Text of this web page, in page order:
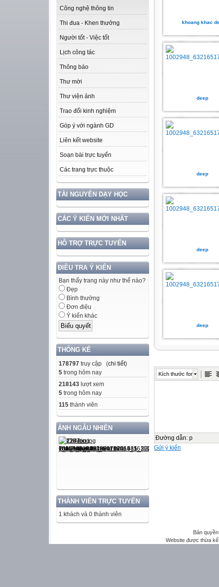
Công nghệ thông tin
Thi đua - Khen thưởng
Người tốt - Việc tốt
Lịch công tác
Thông báo
Thư mời
Thư viện ảnh
Trao đổi kinh nghiệm
Góp ý với ngành GD
Liên kết website
Soạn bài trực tuyến
Các trang trực thuộc
TÀI NGUYÊN DẠY HỌC
CÁC Ý KIẾN MỚI NHẤT
HỖ TRỢ TRỰC TUYẾN
ĐIỀU TRA Ý KIẾN
Bạn thấy trang này như thế nào?
Đẹp
Bình thường
Đơn điệu
Ý kiến khác
THỐNG KÊ
178797 truy cập (chi tiết)
5 trong hôm nay
218143 lượt xem
5 trong hôm nay
115 thành viên
ẢNH NGẪU NHIÊN
THÀNH VIÊN TRỰC TUYẾN
1 khách và 0 thành viên
khoang khac
deep
deep
deep
deep
Kích thước font
Đường dẫn: p
Gửi ý kiến
Bản
Website được thừa